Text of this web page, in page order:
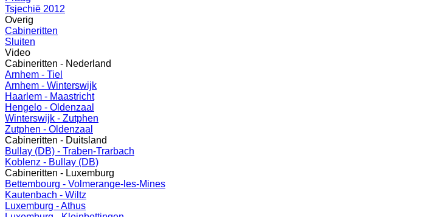
Tsjechië 2012
Overig
Cabineritten
Sluiten
Video
Cabineritten - Nederland
Arnhem - Tiel
Arnhem - Winterswijk
Haarlem - Maastricht
Hengelo - Oldenzaal
Winterswijk - Zutphen
Zutphen - Oldenzaal
Cabineritten - Duitsland
Bullay (DB) - Traben-Trarbach
Koblenz - Bullay (DB)
Cabineritten - Luxemburg
Bettembourg - Volmerange-les-Mines
Kautenbach - Wiltz
Luxemburg - Athus